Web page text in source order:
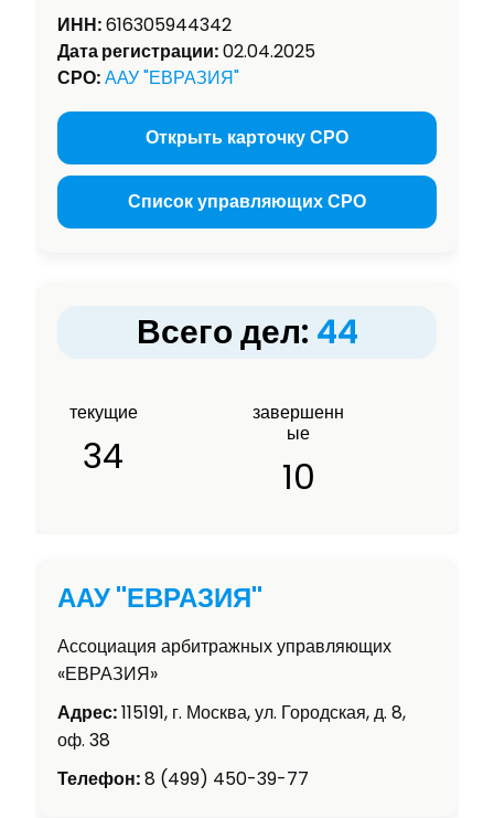
ИНН:616305944342
Дата регистрации:02.04.2025
СРО:ААУ "ЕВРАЗИЯ"
Открыть карточку СРО
Список управляющих СРО
Всего дел: 44
текущие
34
завершенн
ые
10
ААУ "ЕВРАЗИЯ"
Ассоциация арбитражных управляющих
«ЕВРАЗИЯ»
Адрес:115191, г. Москва, ул. Городская, д. 8,
оф. 38
Телефон:8 (499) 450-39-77